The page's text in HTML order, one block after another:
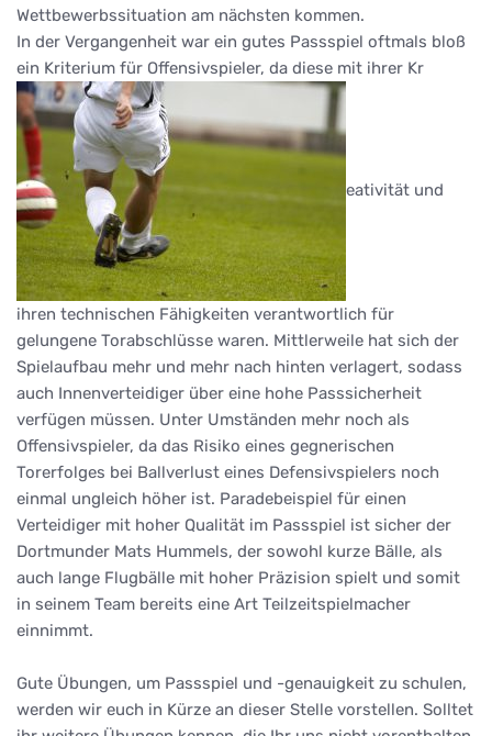
Wettbewerbssituation am nächsten kommen.
In der Vergangenheit war ein gutes Passspiel oftmals bloß
ein Kriterium für Offensivspieler, da diese mit ihrer Kr
eativität und
ihren technischen Fähigkeiten verantwortlich für
gelungene Torabschlüsse waren. Mittlerweile hat sich der
Spielaufbau mehr und mehr nach hinten verlagert, sodass
auch Innenverteidiger über eine hohe Passsicherheit
verfügen müssen. Unter Umständen mehr noch als
Offensivspieler, da das Risiko eines gegnerischen
Torerfolges bei Ballverlust eines Defensivspielers noch
einmal ungleich höher ist. Paradebeispiel für einen
Verteidiger mit hoher Qualität im Passspiel ist sicher der
Dortmunder Mats Hummels, der sowohl kurze Bälle, als
auch lange Flugbälle mit hoher Präzision spielt und somit
in seinem Team bereits eine Art Teilzeitspielmacher
einnimmt.
Gute Übungen, um Passspiel und -genauigkeit zu schulen,
werden wir euch in Kürze an dieser Stelle vorstellen. Solltet